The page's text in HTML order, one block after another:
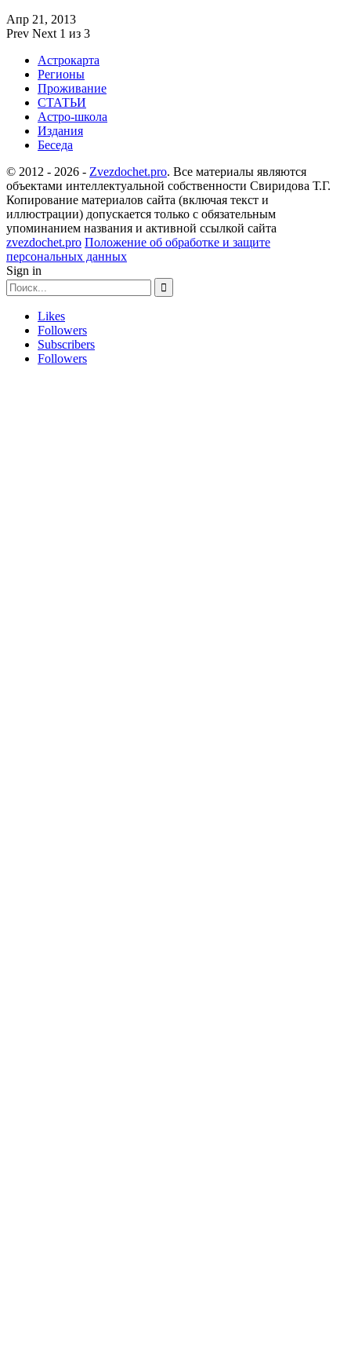
Апр 21, 2013
Prev Next 1 из 3
Астрокарта
Регионы
Проживание
СТАТЬИ
Астро-школа
Издания
Беседа
© 2012 - 2026 - Zvezdochet.pro. Все материалы являются
объектами интеллектуальной собственности Свиридова Т.Г.
Копирование материалов сайта (включая текст и
иллюстрации) допускается только с обязательным
упоминанием названия и активной ссылкой сайта
zvezdochet.pro Положение об обработке и защите
персональных данных
Sign in
Likes
Followers
Subscribers
Followers